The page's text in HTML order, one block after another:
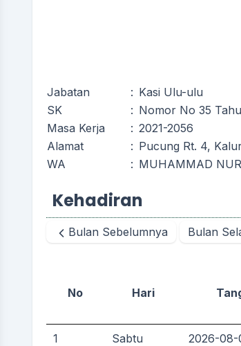
Jabatan
: Kasi Ulu-ulu
SK
: Nomor No 35
Masa Kerja
: 2021-2056
Alamat
: Pucung Rt. 4,
WA
: MUHAMMAD
Kehadiran
Bulan Sebelumnya Bulan
No Hari
1 Sabtu 2026-08-